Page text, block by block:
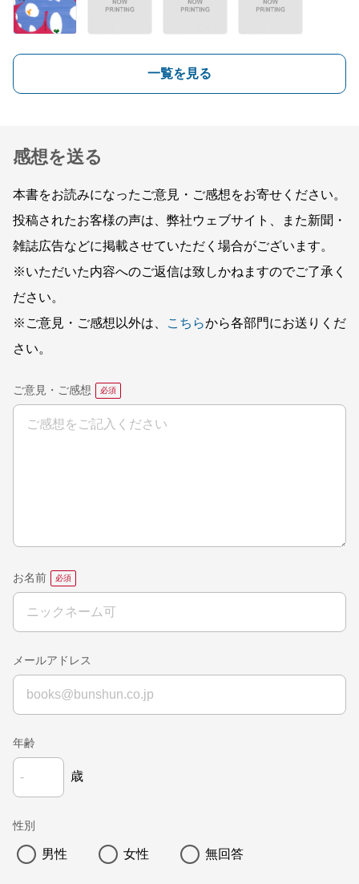
一覧を見る
感想を送る
本書をお読みになったご意見・ご感想をお寄せください。
投稿されたお客様の声は、弊社ウェブサイト、また新聞・
雑誌広告などに掲載させていただく場合がございます。
※いただいた内容へのご返信は致しかねますのでご了承く
ださい。
※ご意見・ご感想以外は、
こちらから各部門にお送りくだ
さい。
ご意見・ご感想
お名前
メールアドレス
年齢
歳
性別
男性 女性 無回答